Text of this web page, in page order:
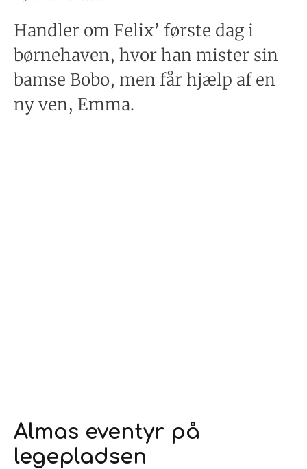
Handler om Felix’ første dag i
børnehaven, hvor han mister sin
bamse Bobo, men får hjælp af en
ny ven, Emma.
Almas eventyr på
legepladsen